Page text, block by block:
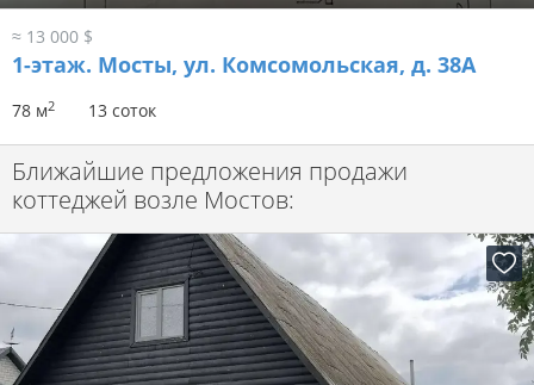
≈ 13 000 $
1-этаж. Мосты, ул. Комсомольская, д. 38А
78 м2 13 соток
Ближайшие предложения продажи
коттеджей возле Мостов: